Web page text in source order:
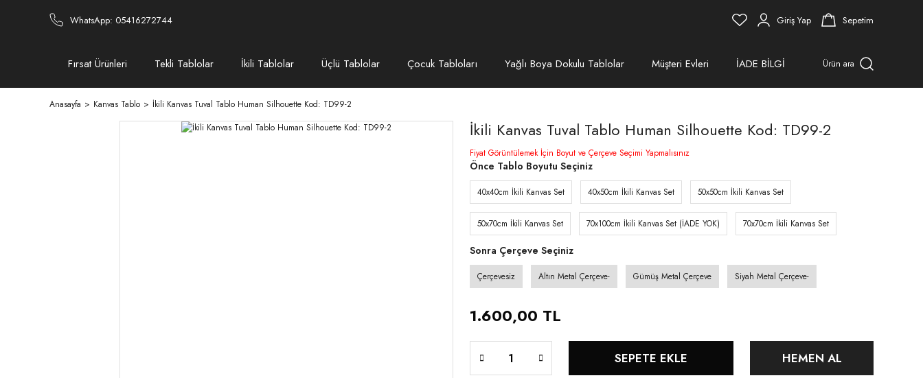
WhatsApp: 05416272744 Giriş Yap Sepetim
Fırsat Ürünleri Tekli Tablolar İkili Tablolar Üçlü Tablolar Çocuk Tabloları Yağlı Boya Dokulu Tablolar Müşteri Evleri İADE BİLGİ Ürün ara
Anasayfa Kanvas Tablo İkili Kanvas Tuval Tablo Human Silhouette Kod: TD99-2
İkili Kanvas Tuval Tablo Human Silhouette Kod: TD99-2
Fiyat Görüntülemek İçin Boyut ve Çerçeve Seçimi Yapmalısınız
Önce Tablo Boyutu Seçiniz
40x40cm İkili Kanvas Set 40x50cm İkili Kanvas Set 50x50cm İkili Kanvas Set
50x70cm İkili Kanvas Set 70x100cm İkili Kanvas Set (İADE YOK) 70x70cm İkili Kanvas Set
Sonra Çerçeve Seçiniz
Çerçevesiz Altın Metal Çerçeve- Gümüş Metal Çerçeve Siyah Metal Çerçeve-
1.600,00 TL
SEPETE EKLE HEMEN AL